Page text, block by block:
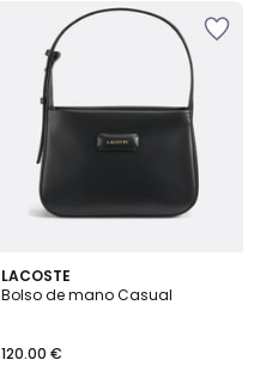
LACOSTE
Bolso de mano Casual
120.00 €